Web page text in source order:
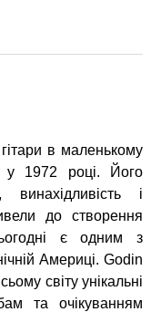
в маленькому
1972 році. Його
винахідливість і
до створення
є одним з
Америці. Godin
світу унікальні
та очікуванням